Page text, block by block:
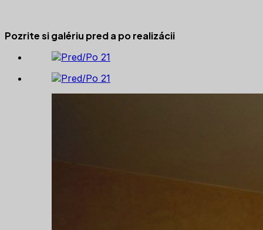
Pozrite si galériu pred a po realizácii